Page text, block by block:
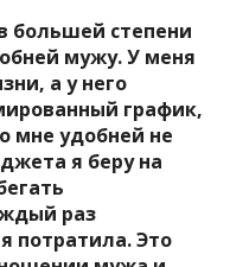
большей степени
мужу. У меня
а у него
график,
мне удобней не
я беру на
раз
потратила. Это